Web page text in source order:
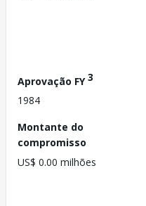
Aprovação FY3
1984
Montante do
compromisso
US$ 0.00 milhões